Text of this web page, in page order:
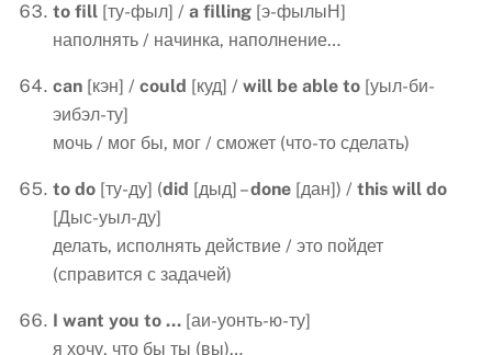
to fill [ту-фыл] / a filling [э-фылыН]
наполнять / начинка, наполнение…
can [кэн] / could [куд] / will be able to [уыл-би-
эибэл-ту]
мочь / мог бы, мог / сможет (что-то сделать)
to do [ту-ду] (did [дыд] –done [дан]) / this will do
[Дыс-уыл-ду]
делать, исполнять действие / это пойдет
(справится с задачей)
I want you to … [аи-уонть-ю-ту]
я хочу, что бы ты (вы)…